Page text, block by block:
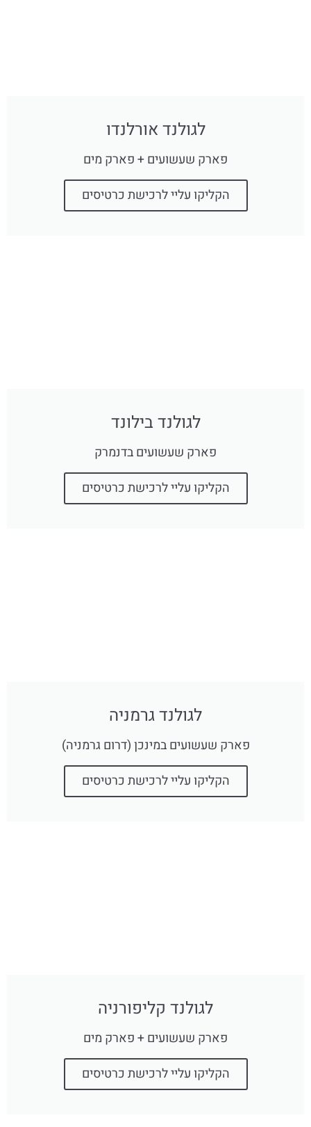
לגולנד אורלנדו
פארק שעשועים + פארק מים
הקליקו עליי לרכישת כרטיסים
לגולנד בילונד
פארק שעשועים בדנמרק
הקליקו עליי לרכישת כרטיסים
לגולנד גרמניה
פארק שעשועים במינכן (דרום גרמניה)
הקליקו עליי לרכישת כרטיסים
לגולנד קליפורניה
פארק שעשועים + פארק מים
הקליקו עליי לרכישת כרטיסים